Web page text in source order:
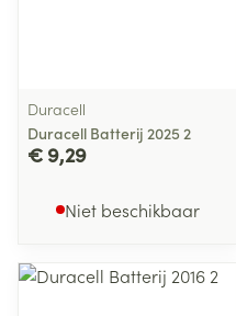
Duracell
Duracell Batterij 2025 2
€ 9,29
Niet beschikbaar